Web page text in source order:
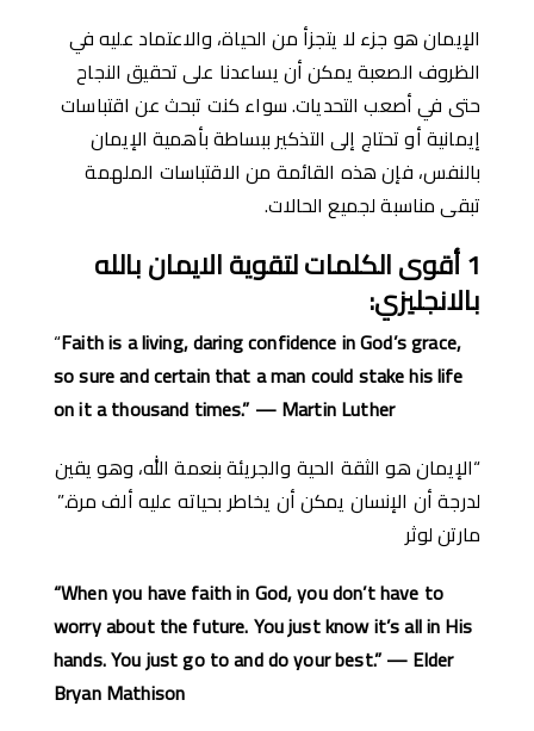
الإيمان هو جزء لا يتجزأ من الحياة، والاعتماد عليه في
الظروف الصعبة يمكن أن يساعدنا على تحقيق النجاح
حتى في أصعب التحديات. سواء كنت تبحث عن اقتباسات
إيمانية أو تحتاج إلى التذكير ببساطة بأهمية الإيمان
بالنفس، فإن هذه القائمة من الاقتباسات الملهمة
تبقى مناسبة لجميع الحالات.
1أقوى الكلمات لتقوية الايمان بالله
بالانجليزي:
“Faith is a living, daring confidence in God’s grace,
so sure and certain that a man could stake his life
on it a thousand times.” — Martin Luther
“الإيمان هو الثقة الحية والجريئة بنعمة الله، وهو يقين
لدرجة أن الإنسان يمكن أن يخاطر بحياته عليه ألف مرة.”
مارتن لوثر
“When you have faith in God, you don’t have to
worry about the future. You just know it’s all in His
hands. You just go to and do your best.” — Elder
Bryan Mathison